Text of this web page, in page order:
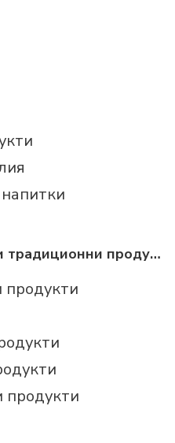
Италиански регионални традиционни продукти
продукти
продукти